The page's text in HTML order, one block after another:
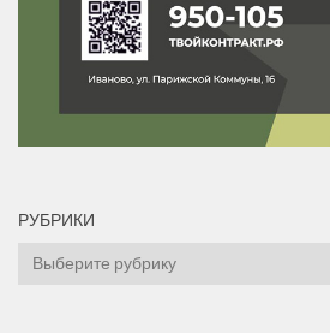
РУБРИКИ
Рубрики